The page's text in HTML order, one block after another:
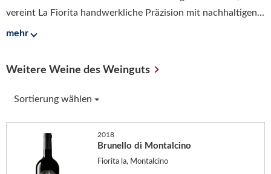
vereint La Fiorita handwerkliche Präzision mit nachhaltigen...
mehr
Weitere Weine des Weinguts
Sortierung wählen
2018
Brunello di Montalcino
Fiorita la, Montalcino